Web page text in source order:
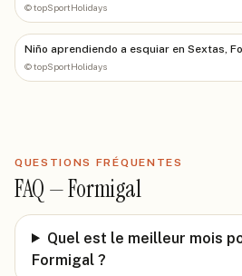
©topSportHolidays
Niño aprendiendo a esquiar en Sextas,
©topSportHolidays
QUESTIONS FRÉQUENTES
FAQ —Formigal
Quel est le meilleur mois
Formigal ?